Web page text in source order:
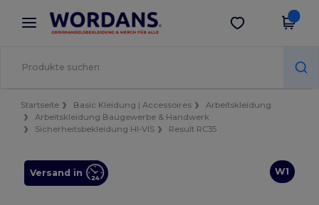
× Wordans App
Bessere Preise in der App!
App holen
Startseite Basic Kleidung | Accessoires
Arbeitskleidung
Arbeitskleidung Baugewerbe & Handwerk
Sicherheitsbekleidung HI-VIS
Result RC35
W1
Versand in